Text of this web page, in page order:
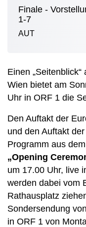
Finale -
1-7
AUT
Einen
Wien bietet am
Uhr in ORF 1 die
Den Auftakt der
und den Auftakt
Programm aus
„Opening
um 17.00 Uhr, live
werden dabei vom
Rathausplatz
Sondersendung
in ORF 1 von